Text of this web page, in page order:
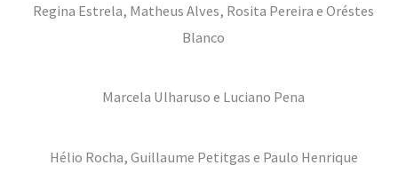
Regina Estrela, Matheus Alves, Rosita Pereira e Oréstes
Blanco
Marcela Ulharuso e Luciano Pena
Hélio Rocha, Guillaume Petitgas e Paulo Henrique